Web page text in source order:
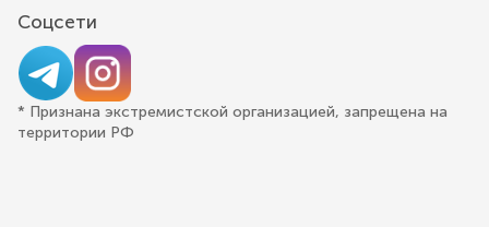
Соцсети
* Признана экстремистской организацией, запрещена на
территории РФ